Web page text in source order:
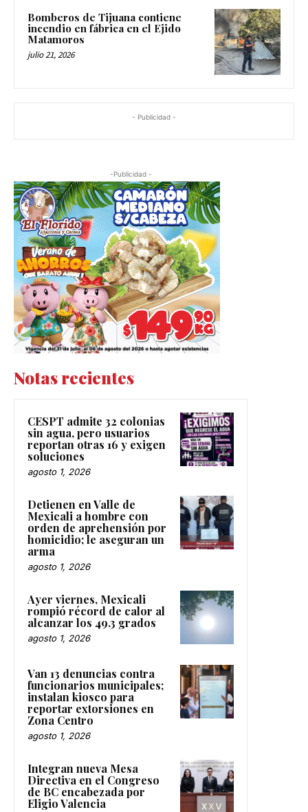
Bomberos de Tijuana contiene
incendio en fábrica en el Ejido
Matamoros
julio 21, 2026
- Publicidad -
-Publicidad -
Notas recientes
CESPT admite 32 colonias
sin agua, pero usuarios
reportan otras 16 y exigen
soluciones
agosto 1, 2026
Detienen en Valle de
Mexicali a hombre con
orden de aprehensión por
homicidio; le aseguran un
arma
agosto 1, 2026
Ayer viernes, Mexicali
rompió récord de calor al
alcanzar los 49.3 grados
agosto 1, 2026
Van 13 denuncias contra
funcionarios municipales;
instalan kiosco para
reportar extorsiones en
Zona Centro
agosto 1, 2026
Integran nueva Mesa
Directiva en el Congreso
de BC encabezada por
Eligio Valencia